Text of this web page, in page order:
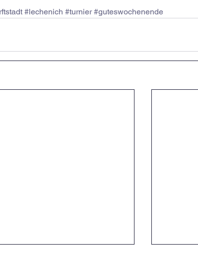
#lechenich #turnier #guteswochenende